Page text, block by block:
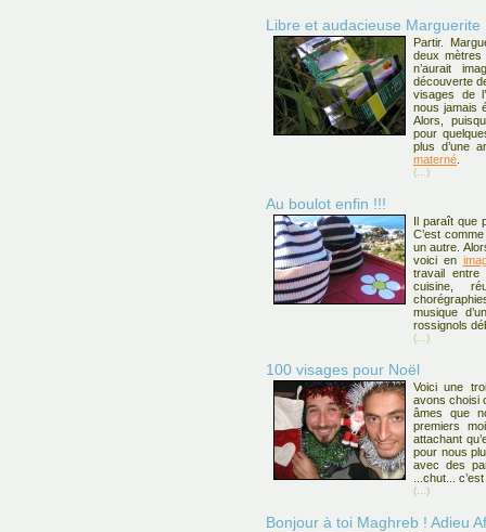
Libre et audacieuse Marguerite
Partir.
deux
n’aurait
découverte
visages de
nous jamais
Alors,
pour
plus d’une
materné
(...)
Au boulot enfin !!!
Il paraît que
C’est
un autre.
voici en
travail entre
cuisine,
musique
rossignols
(...)
100 visages pour Noël
Voici une
avons choisi
âmes que
premiers
attachant
pour nous
avec des
...chut...
(...)
Bonjour à toi Maghreb ! Adieu